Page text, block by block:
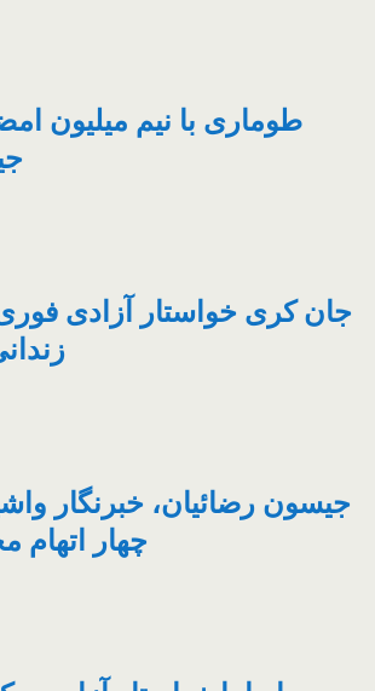
طوماری با نیم میلیون
جان کری خواستار آزادی
جیسون رضائیان، خبرنگار
چهار